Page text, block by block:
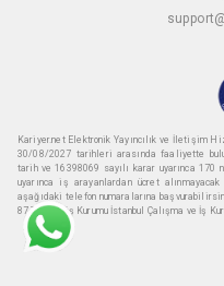
Kariyer.net Elektronik Yayıncılık ve İletişim
30/08/2027 tarihleri arasında faaliyette
tarih ve 16398069 sayılı karar uyarınca 170
uyarınca iş arayanlardan ücret
aşağıdaki telefon numaralarına
87 Türkiye iş Kurumu İstanbul Çalışma ve İş